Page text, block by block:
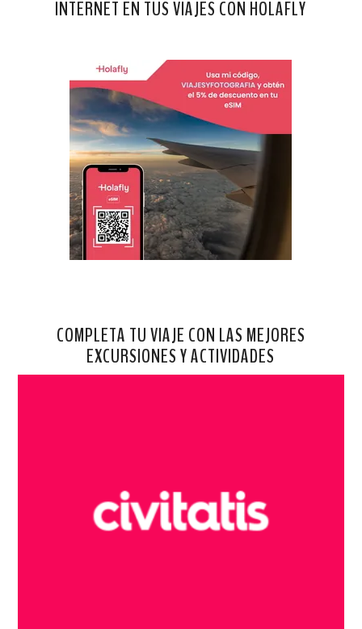
INTERNET EN TUS VIAJES CON HOLAFLY
COMPLETA TU VIAJE CON LAS MEJORES
EXCURSIONES Y ACTIVIDADES